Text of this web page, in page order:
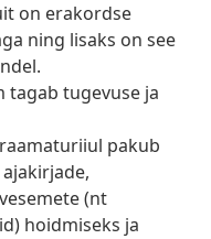
on erakordse
ning lisaks on see
tagab tugevuse ja
pakub
(nt
hoidmiseks ja